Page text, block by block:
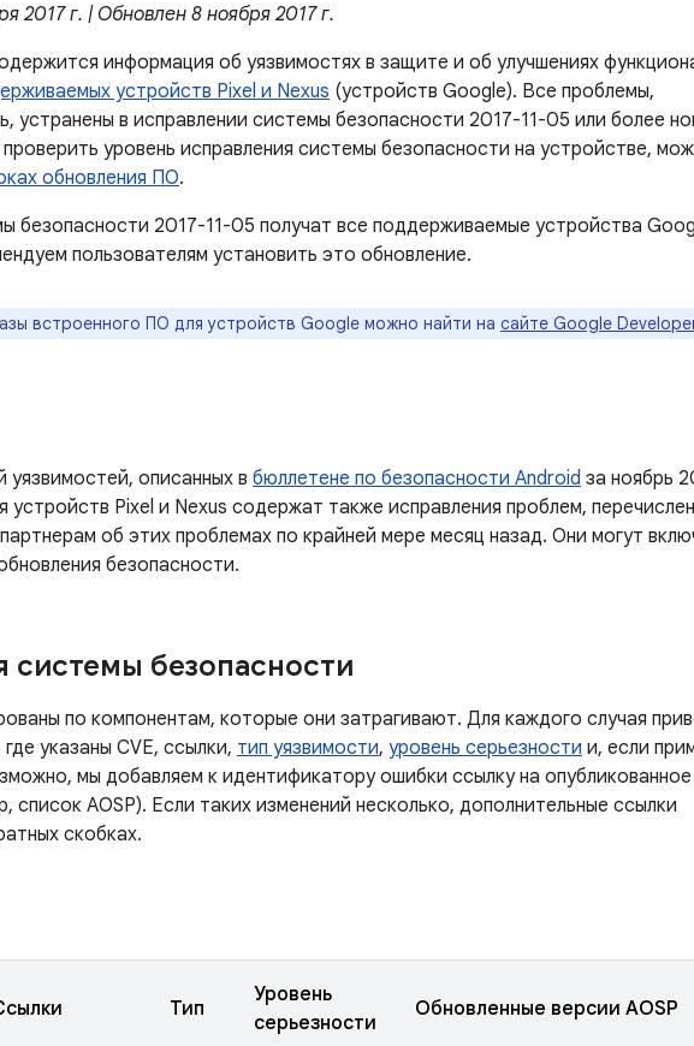
2017 г. | Обновлен 8 ноября 2017 г.
информация об уязвимостях в защите и об улучшениях
устройств Pixel и Nexus (устройств Google). Все проблемы,
устранены в исправлении системы безопасности 2017-11-05 или более
уровень исправления системы безопасности на устройстве,
обновления ПО.
безопасности 2017-11-05 получат все поддерживаемые устройства
пользователям установить это обновление.
встроенного ПО для устройств Google можно найти на сайте Google
описанных в бюллетене по безопасности Android за ноябрь
устройств Pixel и Nexus содержат также исправления проблем,
об этих проблемах по крайней мере месяц назад. Они могут
безопасности.
системы безопасности
по компонентам, которые они затрагивают. Для каждого случая
указаны CVE, ссылки, тип уязвимости, уровень серьезности и, если
мы добавляем к идентификатору ошибки ссылку на опубликованное
список AOSP). Если таких изменений несколько, дополнительные ссылки
скобках.
Тип
Уровень
серьезности
Обновленные версии AOSP